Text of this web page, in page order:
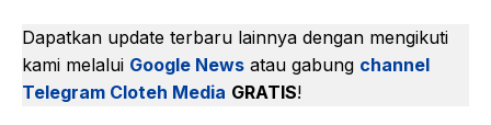
Dapatkan update terbaru lainnya dengan mengikuti
kami melalui Google News atau gabung channel
Telegram Cloteh Media GRATIS!